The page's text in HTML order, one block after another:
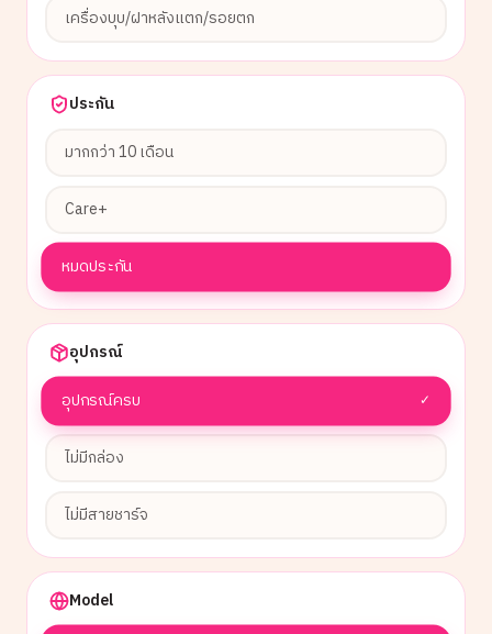
เครื่องบุบ/ฝาหลังแตก/รอยตก
ประกัน
มากกว่า 10 เดือน
Care+
หมดประกัน
อุปกรณ์
อุปกรณ์ครบ ✓
ไม่มีกล่อง
ไม่มีสายชาร์จ
Model